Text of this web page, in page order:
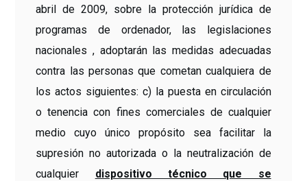
abril de 2009, sobre la protección jurídica de
programas de ordenador, las legislaciones
nacionales , adoptarán las medidas adecuadas
contra las personas que cometan cualquiera de
los actos siguientes: c) la puesta en circulación
o tenencia con fines comerciales de cualquier
medio cuyo único propósito sea facilitar la
supresión no autorizada o la neutralización de
cualquier dispositivo técnico que se